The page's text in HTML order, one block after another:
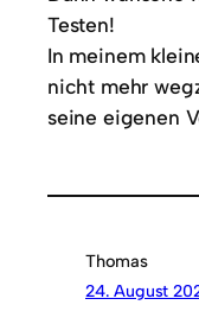
Testen!
In meinem
nicht mehr
seine eigenen
Thomas
24. August